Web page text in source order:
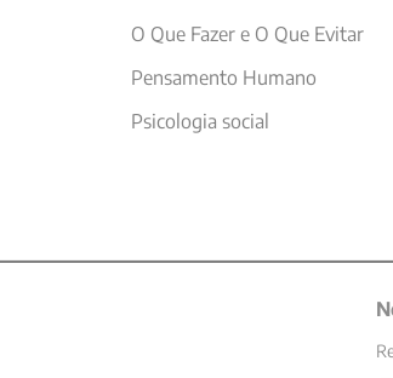
O Que Fazer e O Que Evitar
Pensamento Humano
Psicologia social